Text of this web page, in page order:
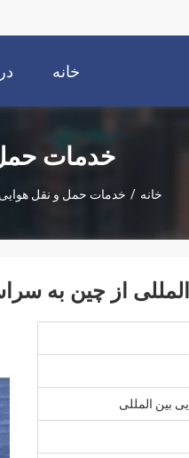
خانه
خدمات
خانه / خدمات حمل و نقل
از چین به
بین المللی